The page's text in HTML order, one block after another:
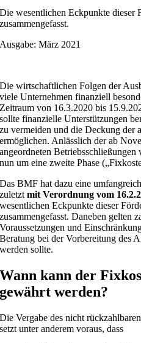
Die wesentlichen Eckpunkte dieser
zusammengefasst.
Ausgabe: März 2021
Die wirtschaftlichen Folgen der
viele Unternehmen finanziell
Zeitraum von 16.3.2020 bis
sollte finanzielle Unterstützungen
zu vermeiden und die Deckung der
ermöglichen. Anlässlich der ab
angeordneten
nun um eine zweite Phase
Das BMF hat dazu eine
zuletztmit Verordnung vom
wesentlichen Eckpunkte dieser
zusammengefasst. Daneben gelten
Voraussetzungen und
Beratung bei der Vorbereitung des
werden sollte.
Wann kann der
gewährt werden?
Die Vergabe des nicht
setzt unter anderem voraus, dass